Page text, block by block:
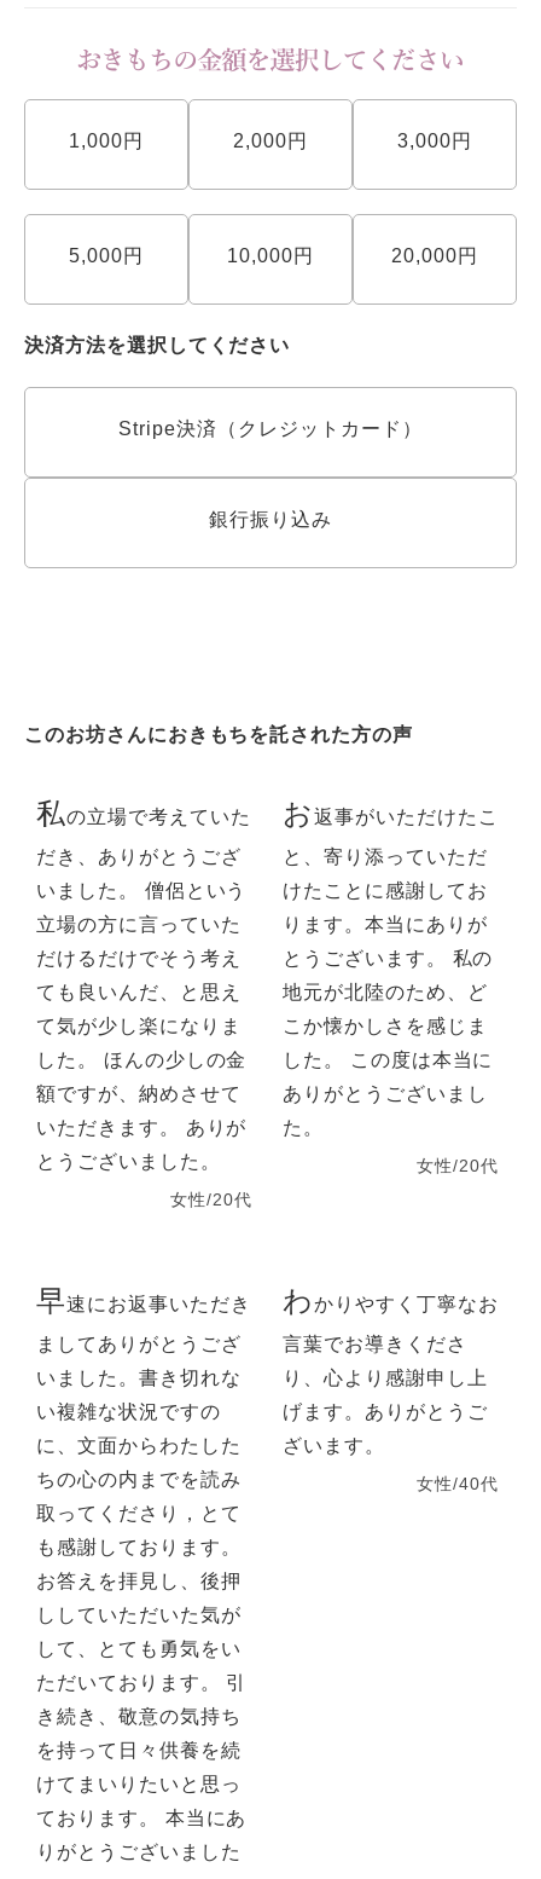
1,000円 2,000円 3,000円
5,000円 10,000円 20,000円
決済方法を選択してください
Stripe決済（クレジットカード）
銀行振り込み
このお坊さんにおきもちを託された方の声
私の立場で考えていた
だき、ありがとうござ
いました。 僧侶という
立場の方に言っていた
だけるだけでそう考え
ても良いんだ、と思え
て気が少し楽になりま
した。 ほんの少しの金
額ですが、納めさせて
いただきます。 ありが
とうございました。
女性/20代
お返事がいただけたこ
と、寄り添っていただ
けたことに感謝してお
ります。本当にありが
とうございます。 私の
地元が北陸のため、ど
こか懐かしさを感じま
した。 この度は本当に
ありがとうございまし
た。
女性/20代
早速にお返事いただき
ましてありがとうござ
いました。書き切れな
い複雑な状況ですの
に、文面からわたした
ちの心の内までを読み
取ってくださり，とて
も感謝しております。
お答えを拝見し、後押
ししていただいた気が
して、とても勇気をい
ただいております。 引
き続き、敬意の気持ち
を持って日々供養を続
けてまいりたいと思っ
ております。 本当にあ
りがとうございました
わかりやすく丁寧なお
言葉でお導きくださ
り、心より感謝申し上
げます。ありがとうご
ざいます。
女性/40代